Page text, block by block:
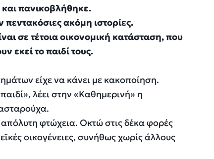
και πανικοβλήθηκε.
ακόμη ιστορίες.
σε τέτοια οικονομική κατάσταση, που
εκεί το παιδί τους.
είχε να κάνει με κακοποίηση.
λέει στην «Καθημερινή» η
φτώχεια. Οκτώ στις δέκα φορές
οικογένειες, συνήθως χωρίς άλλους